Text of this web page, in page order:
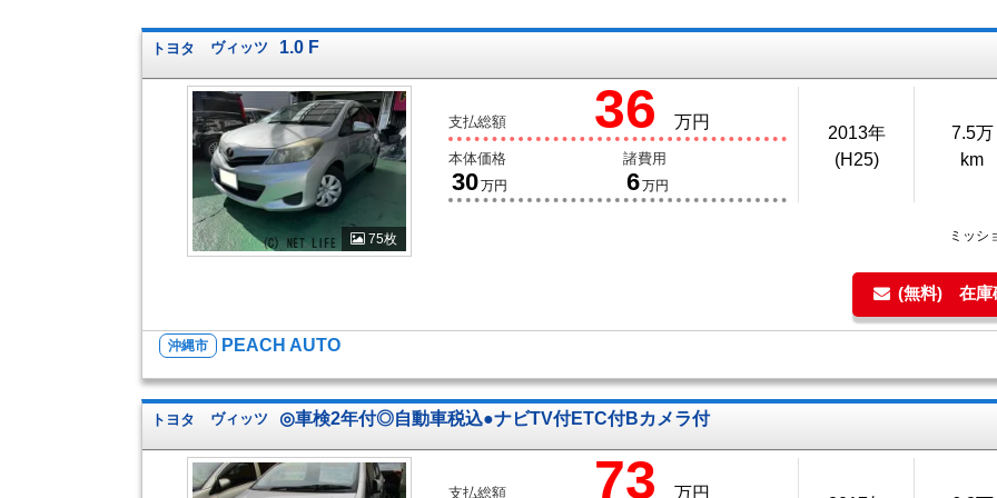
トヨタ ヴィッツ 1.0 F
75枚
支払総額 36 万円
本体価格
30万円
諸費用
6万円
2013年
(H25)
7.5万
km
ミッシ
(無料) 在庫
沖縄市 PEACH AUTO
トヨタ ヴィッツ ◎車検2年付◎自動車税込●ナビTV付ETC付Bカメラ付
支払総額 73 万円